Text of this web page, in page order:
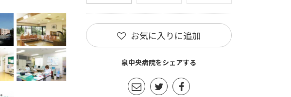
お気に入りに追加
泉中央病院をシェアする